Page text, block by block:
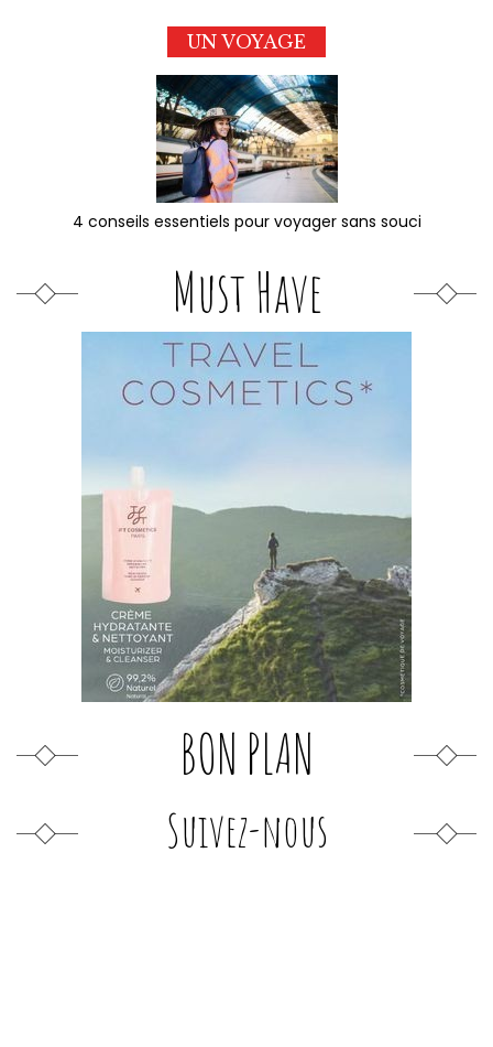
UN VOYAGE
4 conseils essentiels pour voyager sans souci
Must Have
BON PLAN
Suivez-nous